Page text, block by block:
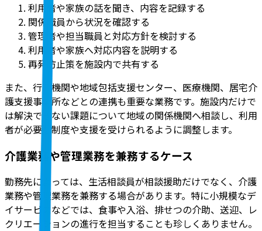
利用者や家族の話を聞き、内容を記録する
関係職員から状況を確認する
管理者や担当職員と対応方針を検討する
利用者や家族へ対応内容を説明する
再発防止策を施設内で共有する
また、行政機関や地域包括支援センター、医療機関、居宅介
護支援事業所などとの連携も重要な業務です。施設内だけで
は解決できない課題について地域の関係機関へ相談し、利用
者が必要な制度や支援を受けられるように調整します。
介護業務や管理業務を兼務するケース
勤務先によっては、生活相談員が相談援助だけでなく、介護
業務や管理業務を兼務する場合があります。特に小規模なデ
イサービスなどでは、食事や入浴、排せつの介助、送迎、レ
クリエーションの進行を担当することも珍しくありません。